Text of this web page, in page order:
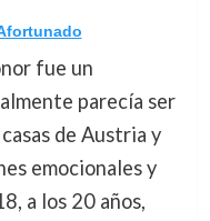
fue un
parecía ser
de Austria y
emocionales y
a los 20 años,